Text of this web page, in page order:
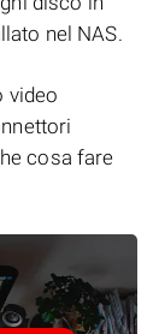
nel NAS.
video
cosa fare